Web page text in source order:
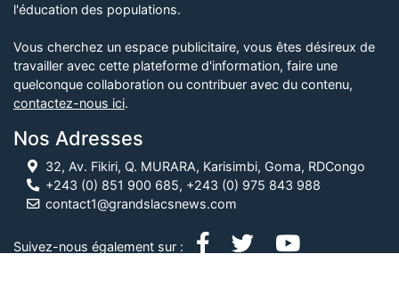
l'éducation des populations.
Vous cherchez un espace publicitaire, vous êtes désireux de
travailler avec cette plateforme d'information, faire une
quelconque collaboration ou contribuer avec du contenu,
contactez-nous ici.
Nos Adresses
32, Av. Fikiri, Q. MURARA, Karisimbi, Goma, RDCongo
+243 (0) 851 900 685, +243 (0) 975 843 988
contact1@grandslacsnews.com
Suivez-nous également sur :